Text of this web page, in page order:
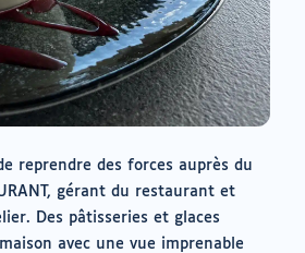
reprendre des forces auprès du
gérant du restaurant et
Des pâtisseries et glaces
avec une vue imprenable